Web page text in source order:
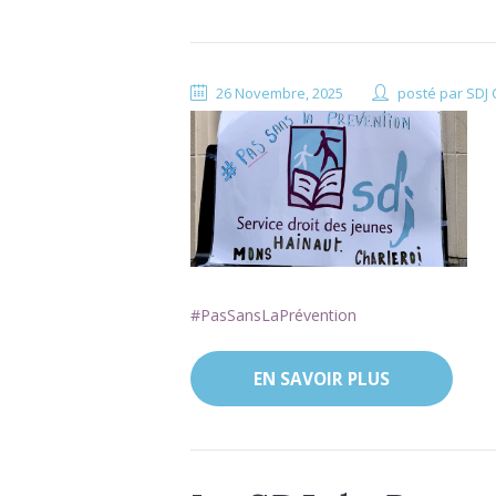
26 Novembre, 2025 posté par
#PasSansLaPrévention
EN SAVOIR PLUS